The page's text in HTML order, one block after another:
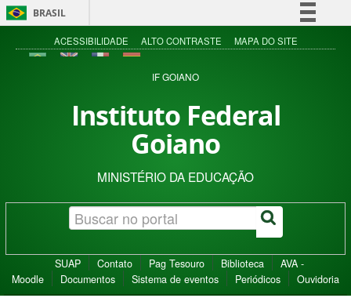
BRASIL
Simplifique!
Acesso à informação
ACESSIBILIDADE ALTO CONTRASTE MAPA DO SITE
IF GOIANO
Instituto Federal
Goiano
MINISTÉRIO DA EDUCAÇÃO
SUAP Contato Pag Tesouro Biblioteca
AVA -
Moodle
Documentos Sistema de eventos Periódicos Ouvidoria